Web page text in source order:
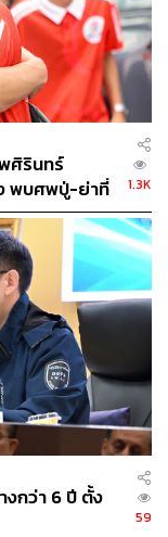
นที่ 13 อำเภอ
ตากใบ, สุไหงปาดี,
ไอร้อง, สุคิริน,
ประชาชนได้รับ
คน ระดับน้ำเพิ่ม
ะสานงานกับ
อระดมเครื่องจักร
ความช่วยเหลือ
ะคลี่คลาย ในพื้นที่
ายให้ความช่วย
นที่น้ำเพิ่ม มีการ
ต 12 สงขลา
รอพยพผู้ประสบภัย
ลิตน้ำดื่ม และชุด
เดือดร้อนของพี่
า ภาคใต้ตอน
ศิรินทร์
พบศพปู่-ย่าที่
1.3K
งกว่า 6 ปี ตั้ง
59